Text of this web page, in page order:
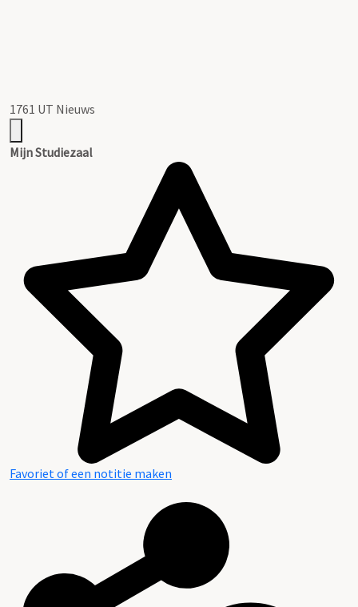
1761 UT Nieuws
Mijn Studiezaal
Favoriet of een notitie maken